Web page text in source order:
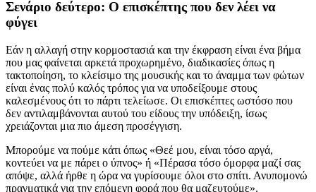
Σενάριο δεύτερο: Ο επισκέπτης που δεν λέει να
φύγει
Εάν η αλλαγή στην κορμοστασιά και την έκφραση είναι ένα βήμα
που μας φαίνεται αρκετά προχωρημένο, διαδικασίες όπως η
τακτοποίηση, το κλείσιμο της μουσικής και το άναμμα των φώτων
είναι ένας πολύ καλός τρόπος για να υποδείξουμε στους
καλεσμένους ότι το πάρτι τελείωσε. Οι επισκέπτες ωστόσο που
δεν αντιλαμβάνονται αυτού του είδους την υπόδειξη, ίσως
χρειάζονται μια πιο άμεση προσέγγιση.
Μπορούμε να πούμε κάτι όπως «Θεέ μου, είναι τόσο αργά,
κοντεύει να με πάρει ο ύπνος» ή «Πέρασα τόσο όμορφα μαζί σας
απόψε, αλλά ήρθε η ώρα να γυρίσουμε όλοι στο σπίτι. Ανυπομονώ
πραγματικά για την επόμενη φορά που θα μαζευτούμε».